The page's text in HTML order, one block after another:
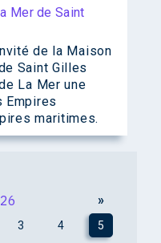
Mer de Saint
de la Maison
Saint Gilles
La Mer une
Empires
maritimes.
»
3 4
5